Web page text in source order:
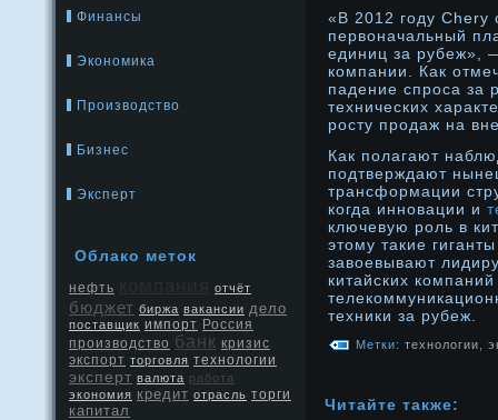
Финансы
Экономика
Производство
Бизнес
Эксперт
Облако меток
нефть отчёт
бюджет биржа вакансии дело
поставщик импорт Россия
производство банк кризис
экспорт торговля технологии
эксперт валюта работа
экономия кредит отрасль торги
капитал
«В 2012 году Chery
первоначальный
единиц за рубеж»,
компании. Как
падение спроса за
технических
росту продаж на
Как полагают
подтверждают
трансформации
когда инновации и
ключевую роль в
этому такие
завоевывают
китайских
техники за рубеж.
Метки: технологии
Читайте также: